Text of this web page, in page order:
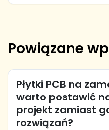
Powiązane
Płytki PCB na
warto postawić
projekt zamiast
rozwiązań?